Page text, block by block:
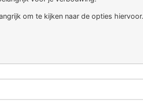
om te kijken naar de opties